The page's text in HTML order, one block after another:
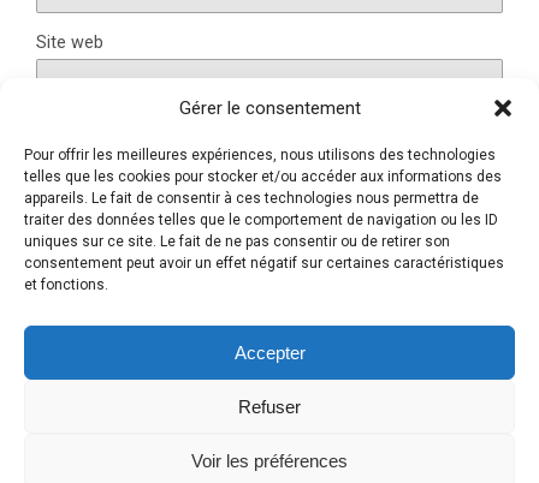
Gérer le consentement
Pour offrir les meilleures expériences, nous utilisons des technologies
telles que les cookies pour stocker et/ou accéder aux informations des
appareils. Le fait de consentir à ces technologies nous permettra de
traiter des données telles que le comportement de navigation ou les ID
uniques sur ce site. Le fait de ne pas consentir ou de retirer son
consentement peut avoir un effet négatif sur certaines caractéristiques
et fonctions.
Accepter
Refuser
Voir les préférences
Site web
Ce site utilise Akismet pour réduire les indésirables.En
savoir plus sur la façon dont les données de vos
commentaires sont traitées.
Retour au début